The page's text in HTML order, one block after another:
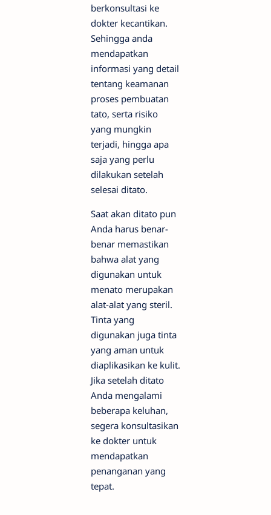
berkonsultasi ke
dokter kecantikan.
Sehingga anda
mendapatkan
informasi yang detail
tentang keamanan
proses pembuatan
tato, serta risiko
yang mungkin
terjadi, hingga apa
saja yang perlu
dilakukan setelah
selesai ditato.
Saat akan ditato pun
Anda harus benar-
benar memastikan
bahwa alat yang
digunakan untuk
menato merupakan
alat-alat yang steril.
Tinta yang
digunakan juga tinta
yang aman untuk
diaplikasikan ke kulit.
Jika setelah ditato
Anda mengalami
beberapa keluhan,
segera konsultasikan
ke dokter untuk
mendapatkan
penanganan yang
tepat.